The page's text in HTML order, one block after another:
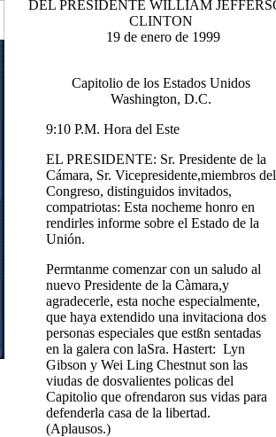
DEL PRESIDENTE WILLIAM
CLINTON
19 de enero de 1999
Capitolio de los Estados Unidos
Washington, D.C.
9:10 P.M. Hora del Este
EL PRESIDENTE: Sr. Presidente de la
Cámara, Sr. Vicepresidente,miembros del
Congreso, distinguidos invitados,
compatriotas: Esta nocheme honro en
rendirles informe sobre el Estado de la
Unión.
Permtanme comenzar con un saludo al
nuevo Presidente de la Càmara,y
agradecerle, esta noche especialmente,
que haya extendido una invitaciona dos
personas especiales que estßn sentadas
en la galera con laSra. Hastert: Lyn
Gibson y Wei Ling Chestnut son las
viudas de dosvalientes policas del
Capitolio que ofrendaron sus vidas para
defenderla casa de la libertad.
(Aplausos.)